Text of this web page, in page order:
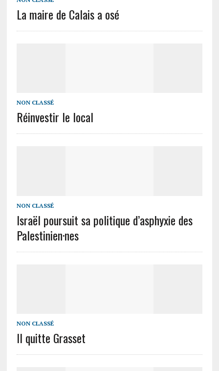
La maire de Calais a osé
NON CLASSÉ
Réinvestir le local
NON CLASSÉ
Israël poursuit sa politique d’asphyxie des
Palestinien·nes
NON CLASSÉ
Il quitte Grasset